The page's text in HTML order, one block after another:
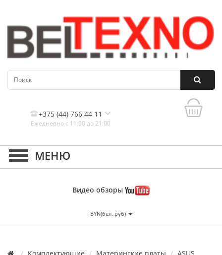
+375 (44) 766 44 11
Ежедневно с 11:00 до 21:00
Контакты, и схема проезда
Видео обзоры
BYN(бел. руб)